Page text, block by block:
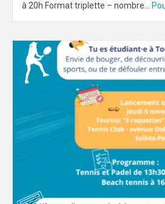
à 20h Format triplette – nombre...